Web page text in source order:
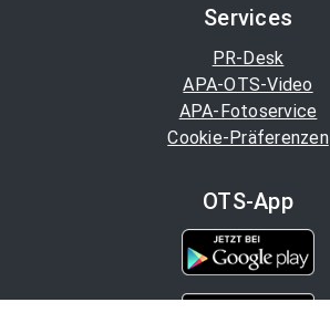
Services
PR-Desk
APA-OTS-Video
APA-Fotoservice
Cookie-Präferenzen
OTS-App